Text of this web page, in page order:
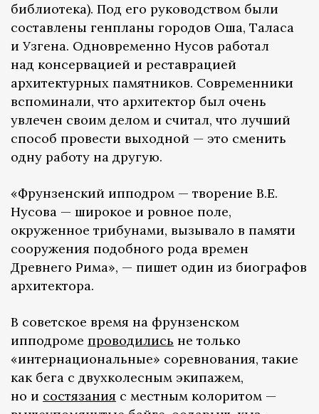
библиотека). Под его руководством были
составлены генпланы городов Оша, Таласа
и Узгена. Одновременно Нусов работал
над консервацией и реставрацией
архитектурных памятников. Современники
вспоминали, что архитектор был очень
увлечен своим делом и считал, что лучший
способ провести выходной — это сменить
одну работу на другую.
«Фрунзенский ипподром — творение В.Е.
Нусова — широкое и ровное поле,
окруженное трибунами, вызывало в памяти
сооружения подобного рода времен
Древнего Рима», — пишет один из биографов
архитектора.
В советское время на фрунзенском
ипподроме проводились не только
«интернациональные» соревнования, такие
как бега с двухколесным экипажем,
но и состязания с местным колоритом —